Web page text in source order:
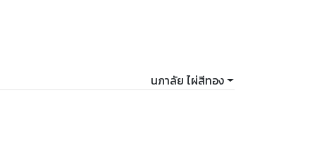
นภาลัย ไผ่สีทอง